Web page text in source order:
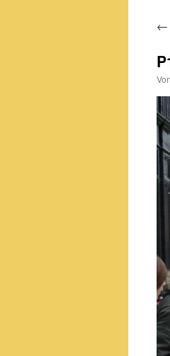
←
Von